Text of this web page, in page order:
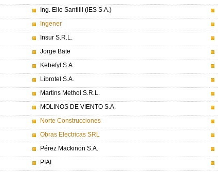
Ing. Elio Santilli (IES S.A.)
Ingener
Insur S.R.L.
Jorge Bate
Kebefyl S.A.
Librotel S.A.
Martins Methol S.R.L.
MOLINOS DE VIENTO S.A.
Norte Construcciones
Obras Electricas SRL
Pérez Mackinon S.A.
PIAI